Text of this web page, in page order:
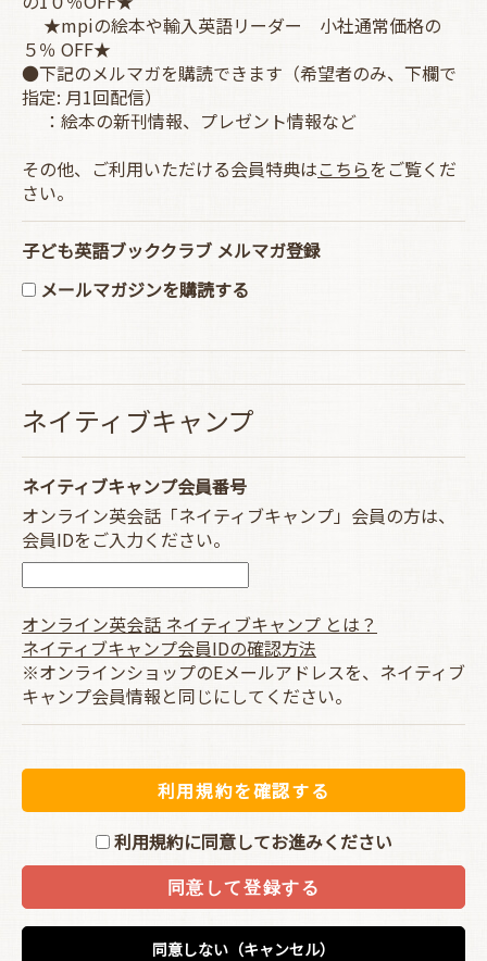
★mpiの絵本や輸入英語リーダー 小社通常価格の
５％ OFF★
●下記のメルマガを購読できます（希望者のみ、下欄で
指定: 月1回配信）
：絵本の新刊情報、プレゼント情報など
その他、ご利用いただける会員特典はこちらをご覧くだ
さい。
子ども英語ブッククラブ メルマガ登録
メールマガジンを購読する
ネイティブキャンプ
ネイティブキャンプ会員番号
オンライン英会話「ネイティブキャンプ」会員の方は、
会員IDをご入力ください。
オンライン英会話 ネイティブキャンプ とは？
ネイティブキャンプ会員IDの確認方法
※オンラインショップのEメールアドレスを、ネイティブ
キャンプ会員情報と同じにしてください。
利用規約を確認する
利用規約に同意してお進みください
同意して登録する
同意しない（キャンセル）